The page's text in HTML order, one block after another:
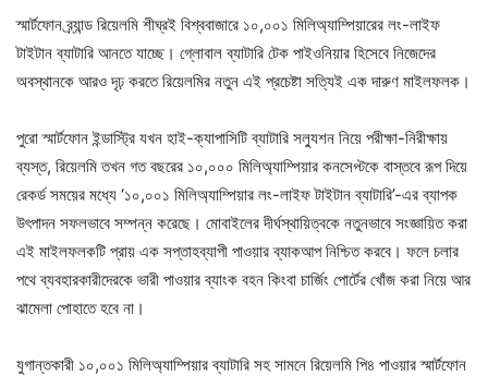
স্মার্টফোন ব্র্যান্ড রিয়েলমি শীঘ্রই বিশ্ববাজারে ১০,০০১ মিলিঅ্যাম্পিয়ারের লং-লাইফ
টাইটান ব্যাটারি আনতে যাচ্ছে। গ্লোবাল ব্যাটারি টেক পাইওনিয়ার হিসেবে নিজেদের
অবস্থানকে আরও দৃঢ় করতে রিয়েলমির নতুন এই প্রচেষ্টা সত্যিই এক দারুণ মাইলফলক।
পুরো স্মার্টফোন ইন্ডাস্ট্রি যখন হাই-ক্যাপাসিটি ব্যাটারি সল্যুশন নিয়ে পরীক্ষা-নিরীক্ষায়
ব্যস্ত, রিয়েলমি তখন গত বছরের ১০,০০০ মিলিঅ্যাম্পিয়ার কনসেপ্টকে বাস্তবে রূপ দিয়ে
রেকর্ড সময়ের মধ্যে ‘১০,০০১ মিলিঅ্যাম্পিয়ার লং-লাইফ টাইটান ব্যাটারি’-এর ব্যাপক
উৎপাদন সফলভাবে সম্পন্ন করেছে। মোবাইলের দীর্ঘস্থায়িত্বকে নতুনভাবে সংজ্ঞায়িত করা
এই মাইলফলকটি প্রায় এক সপ্তাহব্যাপী পাওয়ার ব্যাকআপ নিশ্চিত করবে। ফলে চলার
পথে ব্যবহারকারীদেরকে ভারী পাওয়ার ব্যাংক বহন কিংবা চার্জিং পোর্টের খোঁজ করা নিয়ে আর
ঝামেলা পোহাতে হবে না।
যুগান্তকারী ১০,০০১ মিলিঅ্যাম্পিয়ার ব্যাটারি সহ সামনে রিয়েলমি পি৪ পাওয়ার স্মার্টফোন